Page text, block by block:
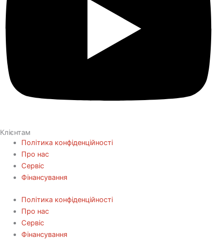
Клієнтам
Політика конфіденційності
Про нас
Сервіс
Фінансування
Політика конфіденційності
Про нас
Сервіс
Фінансування